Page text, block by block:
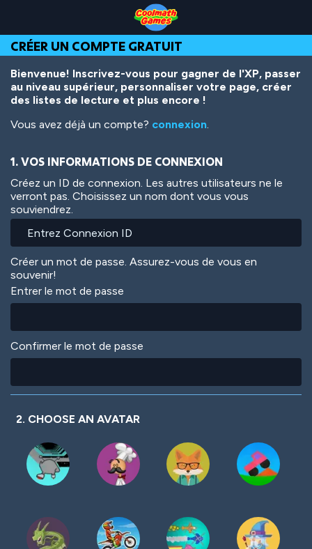
Top
of
Page
Navigation
Main
Content
Footer
contenu
principal
CRÉER UN COMPTE GRATUIT
Bienvenue! Inscrivez-vous pour gagner de l'XP, passer
au niveau supérieur, personnaliser votre page, créer
des listes de lecture et plus encore !
Vous avez déjà un compte? connexion.
1. VOS INFORMATIONS DE CONNEXION
Créez un ID de connexion. Les autres utilisateurs ne le
verront pas. Choisissez un nom dont vous vous
souviendrez.
Créer un mot de passe. Assurez-vous de vous en
souvenir!
Entrer le mot de passe
Confirmer le mot de passe
2. CHOOSE AN AVATAR